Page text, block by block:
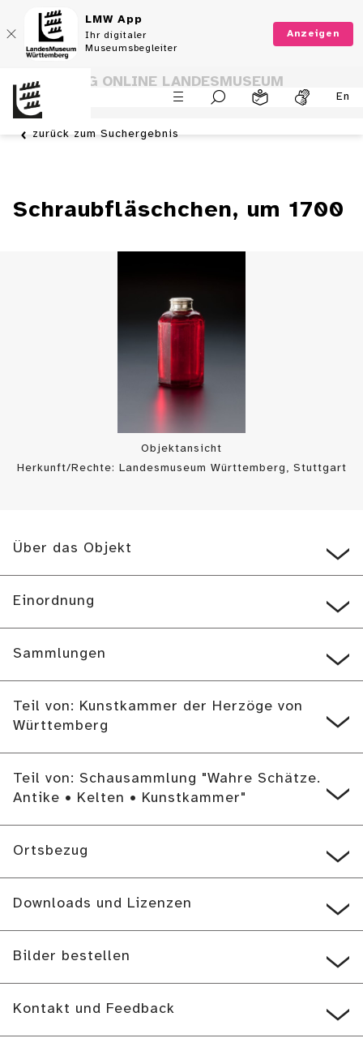
LMW App
Ihr digitaler
Museumsbegleiter
Anzeigen
En
SAMMLUNG ONLINE LANDESMUSEUM
WÜRTTEMBERG
zurück zum Suchergebnis
Schraubfläschchen, um 1700
Objektansicht
Herkunft/Rechte: Landesmuseum Württemberg, Stuttgart
Über das Objekt
Einordnung
Sammlungen
Teil von: Kunstkammer der Herzöge von
Württemberg
Teil von: Schausammlung "Wahre Schätze.
Antike • Kelten • Kunstkammer"
Ortsbezug
Downloads und Lizenzen
Bilder bestellen
Kontakt und Feedback